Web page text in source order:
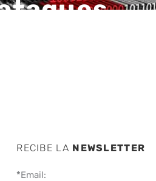
RECIBE LA NEWSLETTER
*Email: